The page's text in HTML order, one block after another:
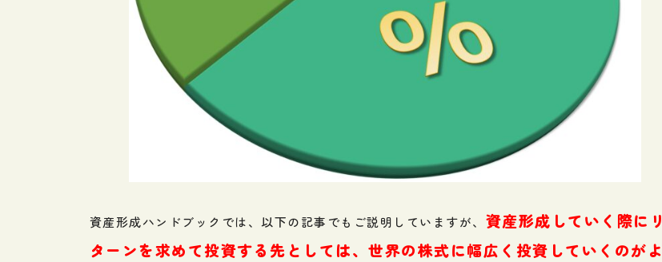
資産形成ハンドブックでは、以下の記事でもご説明していますが、 資産形成していく際にリ
ターンを求めて投資する先としては、世界の株式に幅広く投資していくのがよ